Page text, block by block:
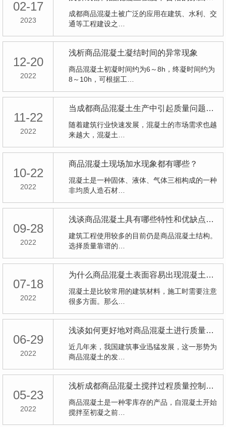
02-17
2023
成都商品混凝土被广泛的应用在建筑、水利、交
通等工程建设之…
12-20
2022
浅析商品混凝土凝结时间的异常现象
商品混凝土初凝时间约为6～8h，终凝时间约为
8～10h，可根据工…
11-22
2022
当成都商品混凝土生产中引起质量问题的因素及应对措施
随着建筑行业快速发展，混凝土的市场需求也越
来越大，混凝土…
10-22
2022
商品混凝土现场加水现象都有哪些？
混凝土是一种固体、液体、气体三相构成的一种
非均质人造石材…
09-28
2022
浅谈商品混凝土具有哪些特性和优缺点呢？
建筑工程使用较多的目前仍是商品混凝土结构。
选择质量靠谱的…
07-18
2022
为什么商品混凝土表面容易出现混凝土色差问题呢？
混凝土是比较常用的建筑材料，施工时需要注意
很多方面。那么…
06-29
2022
浅谈如何更好地对商品混凝土进行质量控制
近几年来，我国建筑事业迅猛发展，这一形势为
商品混凝土的发…
05-23
2022
浅析成都商品混凝土搅拌过程质量控制要点
商品混凝土是一种零库存的产品，自混凝土开始
搅拌至初凝之前…